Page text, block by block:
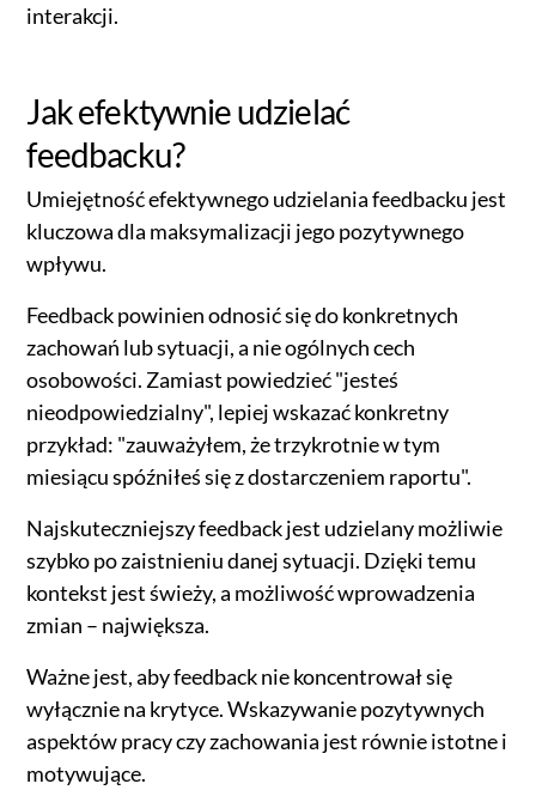
interakcji.
Jak efektywnie udzielać
feedbacku?
Umiejętność efektywnego udzielania feedbacku jest
kluczowa dla maksymalizacji jego pozytywnego
wpływu.
Feedback powinien odnosić się do konkretnych
zachowań lub sytuacji, a nie ogólnych cech
osobowości. Zamiast powiedzieć "jesteś
nieodpowiedzialny", lepiej wskazać konkretny
przykład: "zauważyłem, że trzykrotnie w tym
miesiącu spóźniłeś się z dostarczeniem raportu".
Najskuteczniejszy feedback jest udzielany możliwie
szybko po zaistnieniu danej sytuacji. Dzięki temu
kontekst jest świeży, a możliwość wprowadzenia
zmian – największa.
Ważne jest, aby feedback nie koncentrował się
wyłącznie na krytyce. Wskazywanie pozytywnych
aspektów pracy czy zachowania jest równie istotne i
motywujące.